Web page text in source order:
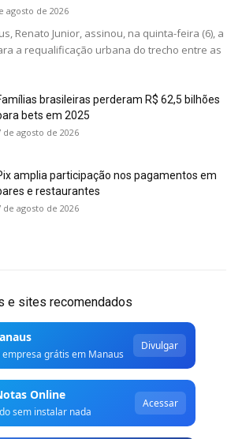
agosto de 2026
Renato Junior, assinou, na quinta-feira (6), a
a requalificação urbana do trecho entre as
brasileiras perderam R$ 62,5 bilhões
bets em 2025
de agosto de 2026
amplia participação nos pagamentos em
e restaurantes
de agosto de 2026
e sites recomendados
grátis em Manaus
Divulgar
Online
sem instalar nada
Acessar